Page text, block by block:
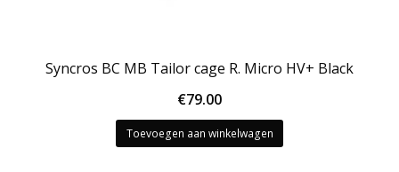
Syncros BC MB Tailor cage R. Micro HV+ Black
€79.00
Toevoegen aan winkelwagen